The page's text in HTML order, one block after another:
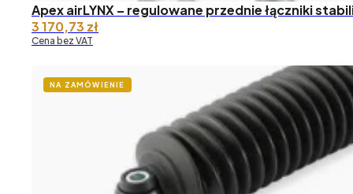
Apex airLYNX – regulowane przednie łączniki
3 170,73 zł
Cena bez VAT
NA ZAMÓWIENIE